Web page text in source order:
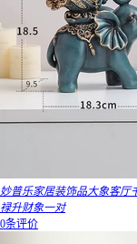
妙普乐家居装饰品大象客厅
禄升财象一对
0条评价